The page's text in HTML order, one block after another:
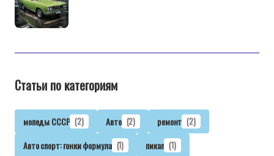
Статьи по категориям
мопеды СССР (2) Авто (2) ремонт (2)
Авто спорт: гонки формула (1) пикап (1)